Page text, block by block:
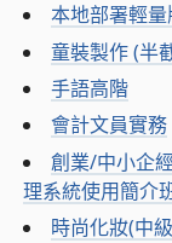
本地部署輕
童裝製作 (半
手語高階
會計文員實務
創業/中小企
理系統使用簡介
時尚化妝(中